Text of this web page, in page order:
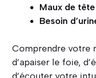
Maux de
Besoin
Comprendre votre
d’apaiser le foie,